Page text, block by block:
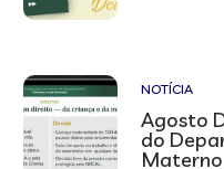
NOTÍCIA
Agosto
do